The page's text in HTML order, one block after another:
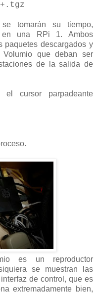
tomarán su tiempo,
en una RPi 1. Ambos
paquetes descargados y
Volumio que deban ser
de la salida de
el cursor parpadeante
es un reproductor
se muestran las
de control, que es
extremadamente bien,